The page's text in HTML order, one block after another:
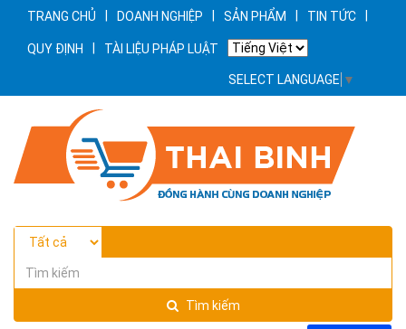
TRANG CHỦ DOANH NGHIỆP SẢN PHẨM TIN TỨC
QUY ĐỊNH TÀI LIỆU PHÁP LUẬT
SELECT LANGUAGE ▼
Tìm kiếm